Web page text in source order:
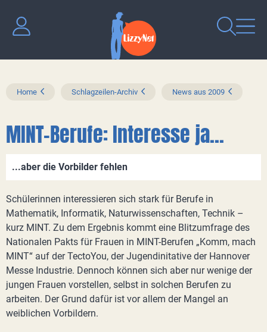
Home Schlagzeilen-Archiv News aus 2009
MINT-Berufe: Interesse ja...
...aber die Vorbilder fehlen
Schülerinnen interessieren sich stark für Berufe in
Mathematik, Informatik, Naturwissenschaften, Technik –
kurz MINT. Zu dem Ergebnis kommt eine Blitzumfrage des
Nationalen Pakts für Frauen in MINT-Berufen „Komm, mach
MINT“ auf der TectoYou, der Jugendinitative der Hannover
Messe Industrie. Dennoch können sich aber nur wenige der
jungen Frauen vorstellen, selbst in solchen Berufen zu
arbeiten. Der Grund dafür ist vor allem der Mangel an
weiblichen Vorbildern.